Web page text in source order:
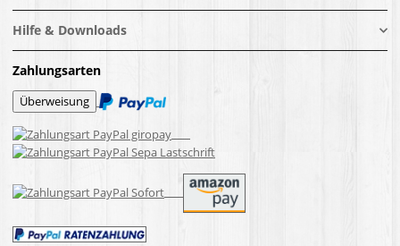
Hilfe & Downloads
Zahlungsarten